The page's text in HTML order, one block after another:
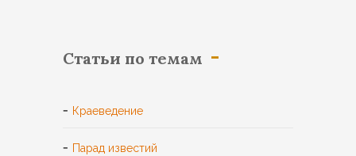
Статьи по темам
Краеведение
Парад известий